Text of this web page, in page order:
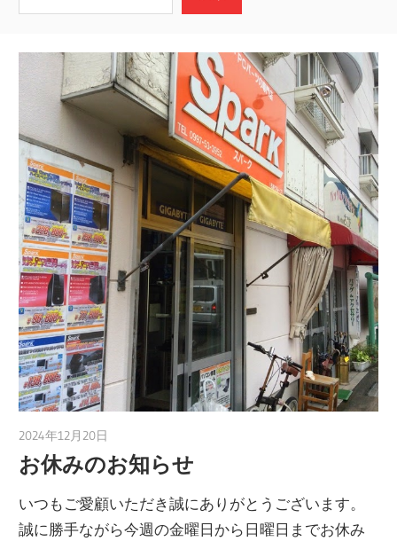
2024年12月20日
お休みのお知らせ
いつもご愛顧いただき誠にありがとうございます。
誠に勝手ながら今週の金曜日から日曜日までお休み